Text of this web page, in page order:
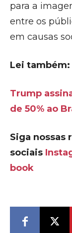
para a
entre os
em causas
Lei também:
Trump
de 50% ao
Siga nossas
sociais
book